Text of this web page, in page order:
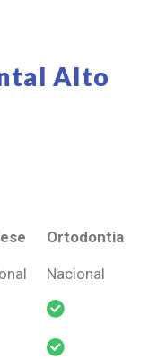
Alto
Ortodontia
Ortodontia
Nacional